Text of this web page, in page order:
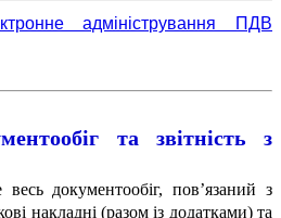
адміністрування ПДВ
та звітність з
документообіг, пов’язаний з
накладні (разом із додатками) та